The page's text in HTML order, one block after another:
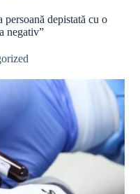
depistată cu o
negativ”